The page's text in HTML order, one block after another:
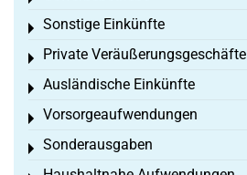
Sonstige Einkünfte
Toggle menu
Private Veräußerungsgeschäfte
Toggle menu
Ausländische Einkünfte
Toggle menu
Vorsorgeaufwendungen
Toggle menu
Sonderausgaben
Toggle menu